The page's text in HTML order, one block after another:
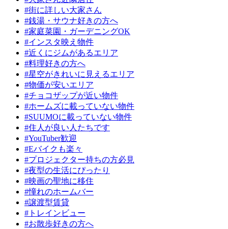
#街に詳しい大家さん
#銭湯・サウナ好きの方へ
#家庭菜園・ガーデニングOK
#インスタ映え物件
#近くにジムがあるエリア
#料理好きの方へ
#星空がきれいに見えるエリア
#物価が安いエリア
#チョコザップが近い物件
#ホームズに載っていない物件
#SUUMOに載っていない物件
#住人が良い人たちです
#YouTuber歓迎
#Eバイクも楽々
#プロジェクター持ちの方必見
#夜型の生活にぴったり
#映画の聖地に移住
#憧れのホームバー
#譲渡型賃貸
#トレインビュー
#お散歩好きの方へ